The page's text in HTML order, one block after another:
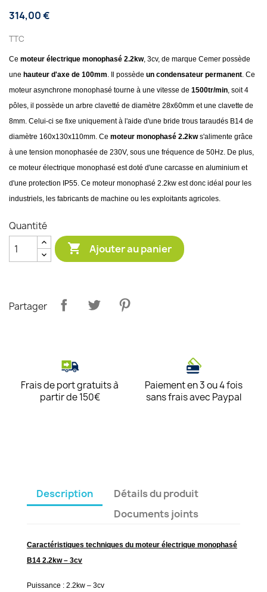
314,00 €
TTC
Ce moteur électrique monophasé 2.2kw, 3cv, de marque Cemer possède
une hauteur d'axe de 100mm. Il possède un condensateur permanent. Ce
moteur asynchrone monophasé tourne à une vitesse de 1500tr/min, soit 4
pôles, il possède un arbre clavetté de diamètre 28x60mm et une clavette de
8mm. Celui-ci se fixe uniquement à l'aide d'une bride trous taraudés B14 de
diamètre 160x130x110mm. Ce moteur monophasé 2.2kws'alimente grâce
à une tension monophasée de 230V, sous une fréquence de 50Hz. De plus,
ce moteur électrique monophasé est doté d'une carcasse en aluminium et
d'une protection IP55. Ce moteur monophasé 2.2kw est donc idéal pour les
industriels, les fabricants de machine ou les exploitants agricoles.
Quantité
 Ajouter au panier
Partager
Frais de port gratuits à
partir de 150€
Paiement en 3 ou 4 fois
sans frais avec Paypal
Description
Détails du produit
Documents joints
Caractéristiques techniques du moteur électrique monophasé
B14 2.2kw – 3cv
Puissance : 2.2kw – 3cv